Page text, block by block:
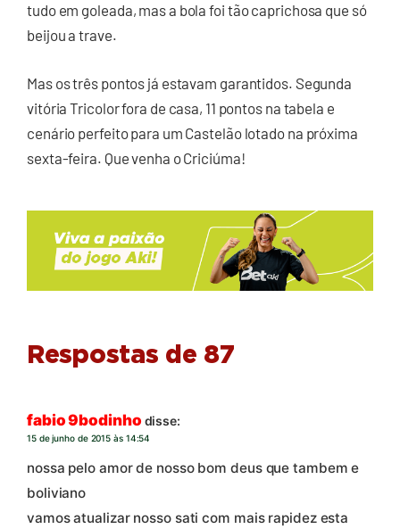
tudo em goleada, mas a bola foi tão caprichosa que só
beijou a trave.
Mas os três pontos já estavam garantidos. Segunda
vitória Tricolor fora de casa, 11 pontos na tabela e
cenário perfeito para um Castelão lotado na próxima
sexta-feira. Que venha o Criciúma!
Respostas de 87
fabio 9bodinho disse:
15 de junho de 2015 às 14:54
nossa pelo amor de nosso bom deus que tambem e
boliviano
vamos atualizar nosso sati com mais rapidez esta